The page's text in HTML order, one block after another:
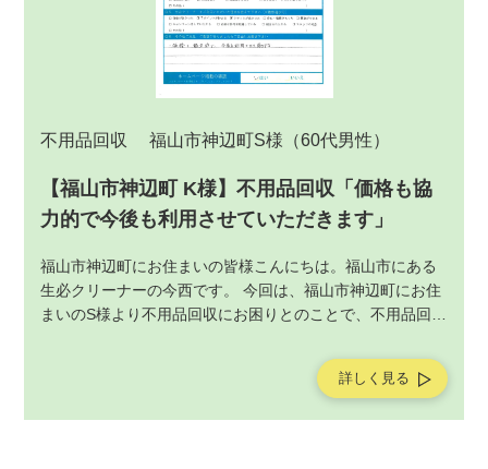
不用品回収 福山市神辺町S様 （60代男性）
【福山市神辺町 K様】不用品回収「価格も協
力的で今後も利用させていただきます」
福山市神辺町にお住まいの皆様こんにちは。福山市にある
生必クリーナーの今西です。 今回は、福山市神辺町にお住
まいのS様より不用品回収にお困りとのことで、不用品回収
ビスの作業後にお客様よりアンケートを頂戴しましたの
詳しく見る